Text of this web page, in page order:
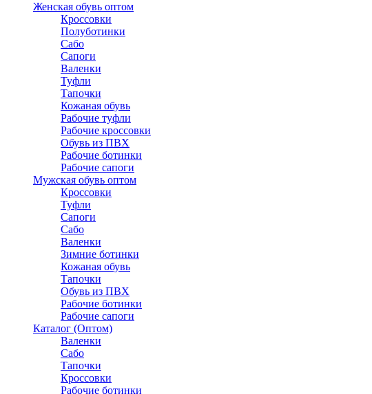
Женская обувь оптом
Кроссовки
Полуботинки
Сабо
Сапоги
Валенки
Туфли
Тапочки
Кожаная обувь
Рабочие туфли
Рабочие кроссовки
Обувь из ПВХ
Рабочие ботинки
Рабочие сапоги
Мужская обувь оптом
Кроссовки
Туфли
Сапоги
Сабо
Валенки
Зимние ботинки
Кожаная обувь
Тапочки
Обувь из ПВХ
Рабочие ботинки
Рабочие сапоги
Каталог (Оптом)
Валенки
Сабо
Тапочки
Кроссовки
Рабочие ботинки